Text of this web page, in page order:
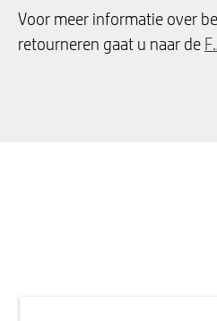
Voor meer informatie over
retourneren gaat u naar de